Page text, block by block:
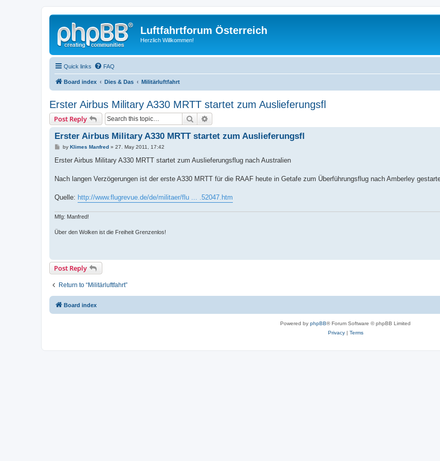
Luftfahrtforum Österreich
Herzlich Willkommen!
Quick links FAQ
Board index Dies & Das Militärluftfahrt
Erster Airbus Military A330 MRTT startet zum Auslieferungsfl
Post Reply Search
Erster Airbus Military A330 MRTT startet zum Auslieferungsfl
P
s
by Klimes Manfred» 27. May 2011, 17:42
Erster Airbus Military A330 MRTT startet zum Auslieferungsflug nach Australien
Nach langen Verzögerungen ist der erste A330 MRTT für die RAAF heute in Getafe zum Überführungsflug nach Amberley
Quelle: http://www.flugrevue.de/de/militaer/flu ... .52047.htm
Mfg: Manfred!
Über den Wolken ist die Freiheit Grenzenlos!
Post Reply
Return to “Militärluftfahrt”
Board index
Powered by phpBB® Forum Software © phpBB Limited
Privacy| Terms